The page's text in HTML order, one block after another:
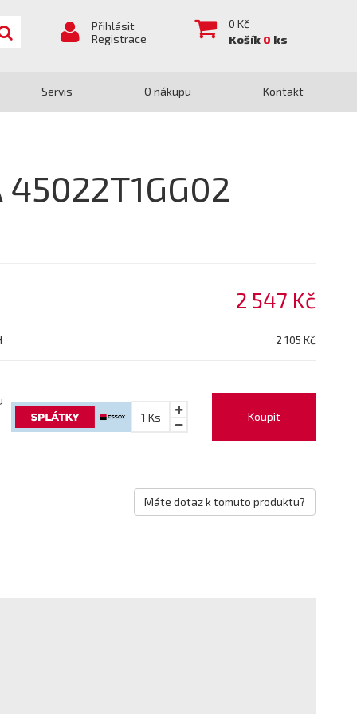
Přihlásit
Registrace
0 Kč
Košík 0 ks
Servis O nákupu Kontakt
2 547 Kč
2 105 Kč
Koupit
1 Ks
Máte dotaz k tomuto produktu?